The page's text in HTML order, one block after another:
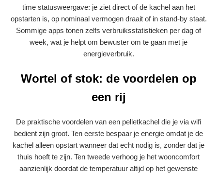
time statusweergave: je ziet direct of de kachel aan het
opstarten is, op nominaal vermogen draait of in stand-by staat.
Sommige apps tonen zelfs verbruiksstatistieken per dag of
week, wat je helpt om bewuster om te gaan met je
energieverbruik.
Wortel of stok: de voordelen op
een rij
De praktische voordelen van een pelletkachel die je via wifi
bedient zijn groot. Ten eerste bespaar je energie omdat je de
kachel alleen opstart wanneer dat echt nodig is, zonder dat je
thuis hoeft te zijn. Ten tweede verhoog je het wooncomfort
aanzienlijk doordat de temperatuur altijd op het gewenste